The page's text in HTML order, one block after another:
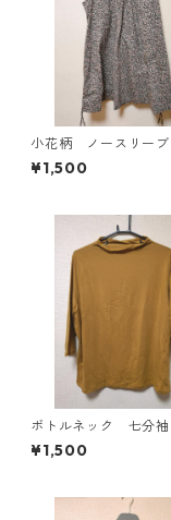
小花柄 ノースリーブ
ース ４Ｌ ブラッ
4819
¥1,500
ボトルネック 七分袖
ソー ４Ｌ マスター
E-4816
¥1,500